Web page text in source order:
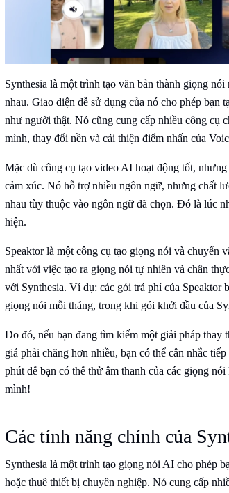
Synthesia là một trình tạo văn bản thành giọng
nhau. Giao diện dễ sử dụng của nó cho phép
như người thật. Nó cũng cung cấp nhiều công cụ
mình, thay đổi nền và cải thiện điểm nhấn của
Mặc dù công cụ tạo video AI hoạt động tốt,
cảm xúc. Nó hỗ trợ nhiều ngôn ngữ, nhưng chất
nhau tùy thuộc vào ngôn ngữ đã chọn. Đó là lúc
hiện.
Speaktor là một công cụ tạo giọng nói và chuyển
nhất với việc tạo ra giọng nói tự nhiên và chân
với Synthesia. Ví dụ: các gói trả phí của Speaktor
giọng nói mỗi tháng, trong khi gói khởi đầu của
Do đó, nếu bạn đang tìm kiếm một giải pháp
giá phải chăng hơn nhiều, bạn có thể cân nhắc
phút để bạn có thể thử âm thanh của các giọng
mình!
Các tính năng chính của
Synthesia là một trình tạo giọng nói AI cho phép
hoặc thuê thiết bị chuyên nghiệp. Nó cung cấp